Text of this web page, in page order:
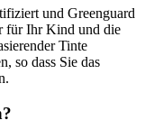
und Greenguard
für Ihr Kind und die
Tinte
so dass Sie das